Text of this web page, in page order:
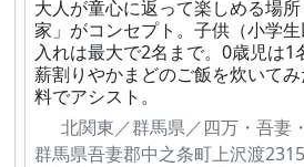
大人が童心に返って楽しめる場
家」がコンセプト。子供（小学
入れは最大で2名まで。0歳児は1
薪割りやかまどのご飯を炊いて
料でアシスト。
北関東／群馬県／四万・吾妻
群馬県吾妻郡中之条町上沢渡2315